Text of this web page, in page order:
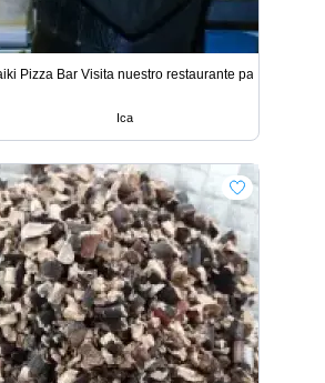
Pizza Bar Visita nuestro restaurante pa
Ica